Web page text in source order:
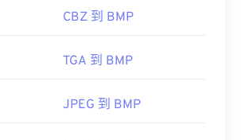
CBZ 到 BMP
TGA 到 BMP
JPEG 到 BMP